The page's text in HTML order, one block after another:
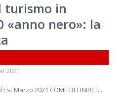
turismo in
«anno nero»: la
2021
Marzo 2021 COME DEFINIRE I...